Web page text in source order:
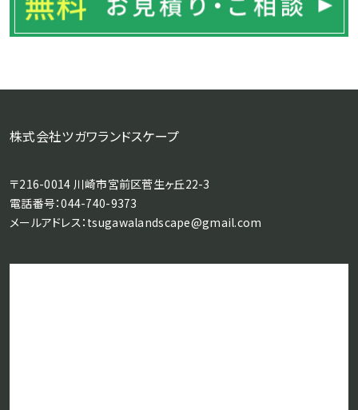
株式会社ツガワランドスケープ
〒216-0014 川崎市宮前区菅生ヶ丘22-3
電話番号：044-740-9373
メールアドレス： tsugawalandscape@gmail.com